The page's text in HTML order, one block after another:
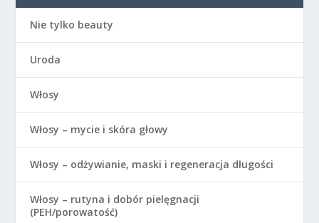
Nie tylko beauty
Uroda
Włosy
Włosy – mycie i skóra głowy
Włosy – odżywianie, maski i regeneracja długości
Włosy – rutyna i dobór pielęgnacji
(PEH/porowatość)